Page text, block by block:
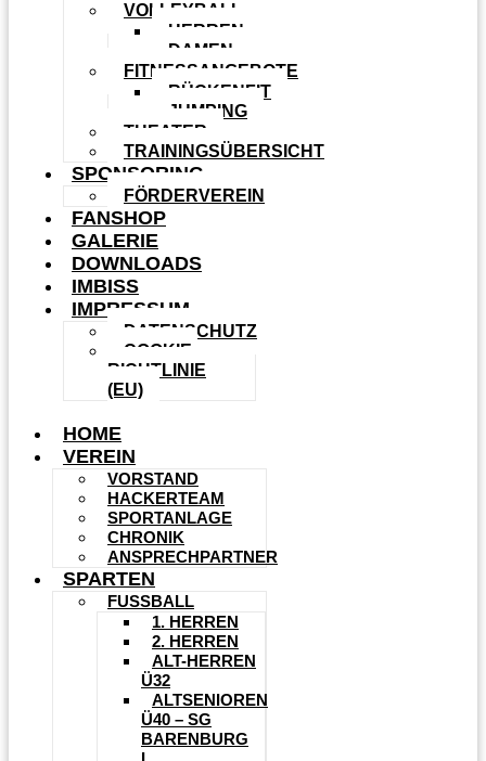
VOLLEYBALL
HERREN
DAMEN
FITNESSANGEBOTE
RÜCKENFIT
JUMPING
THEATER
TRAININGSÜBERSICHT
SPONSORING
FÖRDERVEREIN
FANSHOP
GALERIE
DOWNLOADS
IMBISS
IMPRESSUM
DATENSCHUTZ
COOKIE-
RICHTLINIE
(EU)
HOME
VEREIN
VORSTAND
HACKERTEAM
SPORTANLAGE
CHRONIK
ANSPRECHPARTNER
SPARTEN
FUSSBALL
1. HERREN
2. HERREN
ALT-HERREN
Ü32
ALTSENIOREN
Ü40 – SG
BARENBURG